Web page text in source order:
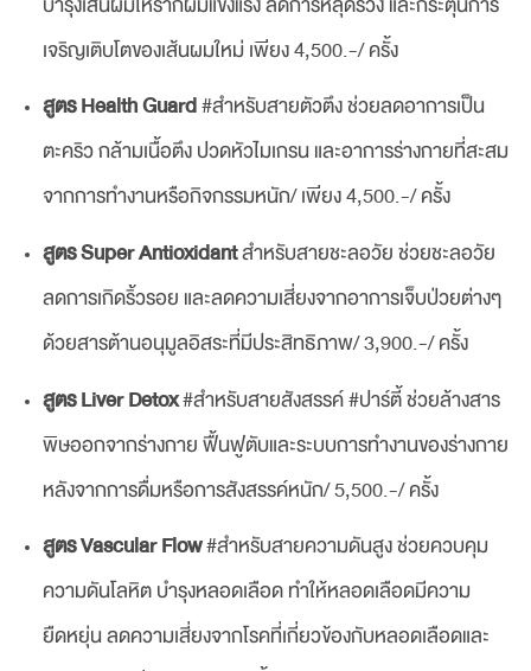
เจริญเติบโตของเส้นผมใหม่ เพียง 4,500.-/ ครั้ง
สูตร Health Guard#สำหรับสายตัวตึง ช่วยลดอาการเป็น
ตะคริว กล้ามเนื้อตึง ปวดหัวไมเกรน และอาการร่างกายที่สะสม
จากการทำงานหรือกิจกรรมหนัก/ เพียง 4,500.-/ ครั้ง
สูตร Super Antioxidantสำหรับสายชะลอวัย ช่วยชะลอวัย
ลดการเกิดริ้วรอย และลดความเสี่ยงจากอาการเจ็บป่วยต่างๆ
ด้วยสารต้านอนุมูลอิสระที่มีประสิทธิภาพ/ 3,900.-/ ครั้ง
สูตร Liver Detox#สำหรับสายสังสรรค์ #ปาร์ตี้ ช่วยล้างสาร
พิษออกจากร่างกาย ฟื้นฟูตับและระบบการทำงานของร่างกาย
หลังจากการดื่มหรือการสังสรรค์หนัก/ 5,500.-/ ครั้ง
สูตร Vascular Flow#สำหรับสายความดันสูง ช่วยควบคุม
ความดันโลหิต บำรุงหลอดเลือด ทำให้หลอดเลือดมีความ
ยืดหยุ่น ลดความเสี่ยงจากโรคที่เกี่ยวข้องกับหลอดเลือดและ